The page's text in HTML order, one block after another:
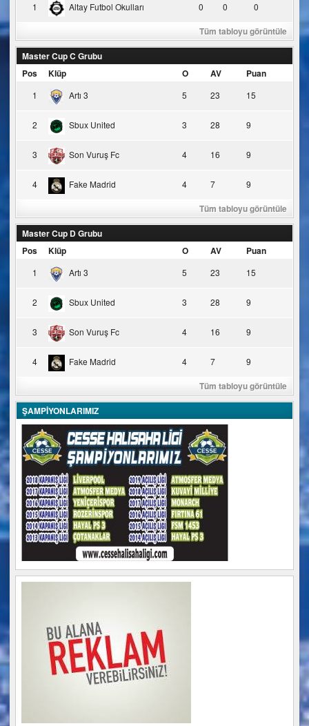
1 Altay Futbol Okulları 0 0 0
Tüm tabloyu görüntüle
Master Cup C Grubu
Pos
Klüp O AV Puan
1 Artı 3 5 23 15
2 Sbux United 3 28 9
3 Son Vuruş Fc 4 16 9
4 Fake Madrid 4 7 9
Tüm tabloyu görüntüle
Master Cup D Grubu
Pos
Klüp O AV Puan
1 Artı 3 5 23 15
2 Sbux United 3 28 9
3 Son Vuruş Fc 4 16 9
4 Fake Madrid 4 7 9
Tüm tabloyu görüntüle
ŞAMPİYONLARIMIZ